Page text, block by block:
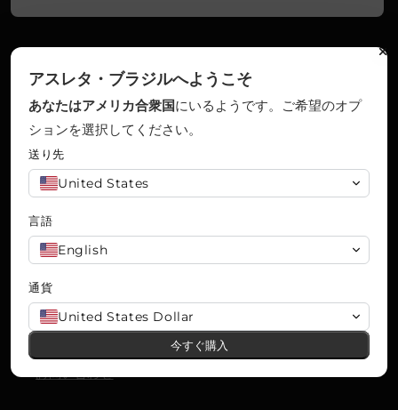
制度的
配送
支払い
保証期間
交換ポリシー
返金ポリシー
お問い合わせ
アスレタ・ブラジルへようこそ
あなたはアメリカ合衆国にいるようです。ご希望のオプ
ションを選択してください。
送り先
United States
言語
English
通貨
United States Dollar
今すぐ購入